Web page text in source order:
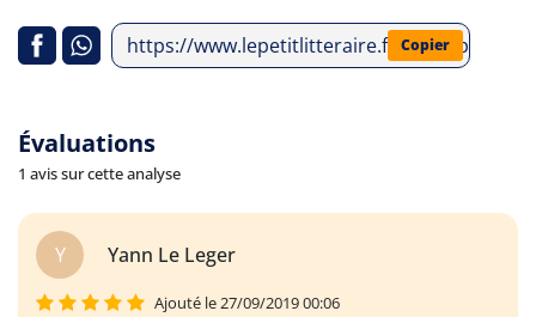
https://www.lepetitlitteraire.fr/index.php/
Copier
Évaluations
1 avis sur cette analyse
Y Yann Le Leger
Ajouté le 27/09/2019 00:06